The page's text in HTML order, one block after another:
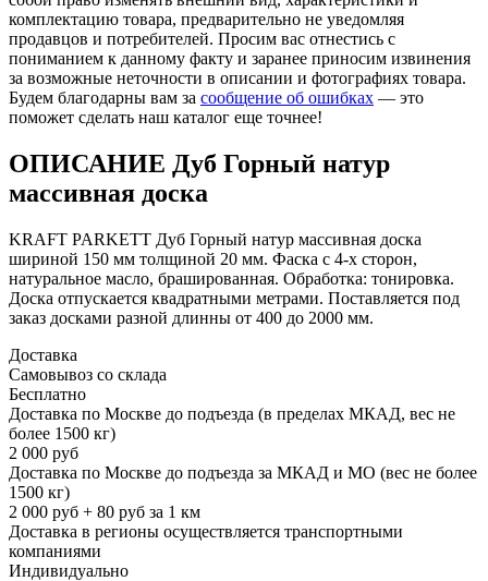
комплектацию товара, предварительно не уведомляя
продавцов и потребителей. Просим вас отнестись с
пониманием к данному факту и заранее приносим извинения
за возможные неточности в описании и фотографиях товара.
Будем благодарны вам за сообщение об ошибках — это
поможет сделать наш каталог еще точнее!
ОПИСАНИЕ Дуб Горный натур
массивная доска
KRAFT PARKETT Дуб Горный натур массивная доска
шириной 150 мм толщиной 20 мм. Фаска с 4-х сторон,
натуральное масло, брашированная. Обработка: тонировка.
Доска отпускается квадратными метрами. Поставляется под
заказ досками разной длинны от 400 до 2000 мм.
Доставка
Самовывоз со склада
Бесплатно
Доставка по Москве до подъезда (в пределах МКАД, вес не
более 1500 кг)
2 000 руб
Доставка по Москве до подъезда за МКАД и МО (вес не более
1500 кг)
2 000 руб + 80 руб за 1 км
Доставка в регионы осуществляется транспортными
компаниями
Индивидуально